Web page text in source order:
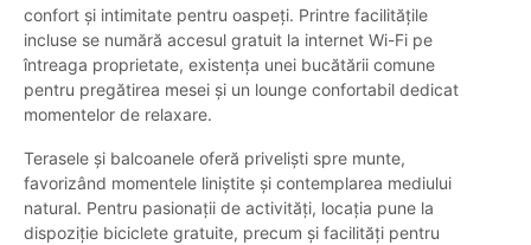
confort și intimitate pentru oaspeți. Printre facilitățile
incluse se numără accesul gratuit la internet Wi-Fi pe
întreaga proprietate, existența unei bucătării comune
pentru pregătirea mesei și un lounge confortabil dedicat
momentelor de relaxare.
Terasele și balcoanele oferă priveliști spre munte,
favorizând momentele liniștite și contemplarea mediului
natural. Pentru pasionații de activități, locația pune la
dispoziție biciclete gratuite, precum și facilități pentru